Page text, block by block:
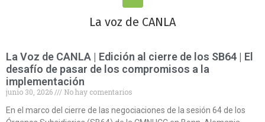
La voz de CANLA
La Voz de CANLA | Edición al cierre de los SB64 | El
desafío de pasar de los compromisos a la
implementación
junio 30, 2026
No hay comentarios
En el marco del cierre de las negociaciones de la sesión 64 de los